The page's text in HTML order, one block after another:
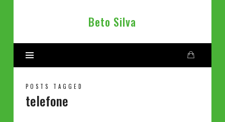
Beto
Beto Silva
POSTS TAGGED
telefone